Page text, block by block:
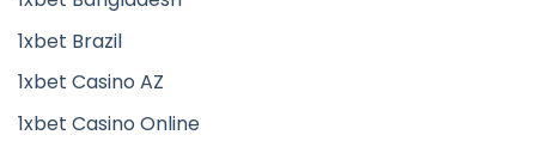
1xbet Brazil
1xbet Casino AZ
1xbet Casino Online